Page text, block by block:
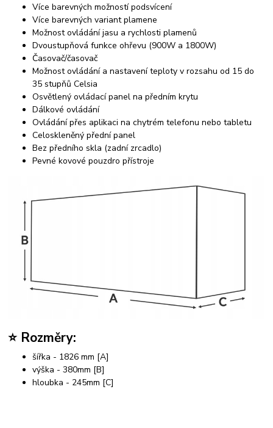
Více barevných možností podsvícení
Více barevných variant plamene
Možnost ovládání jasu a rychlosti plamenů
Dvoustupňová funkce ohřevu (900W a 1800W)
Časovač/časovač
Možnost ovládání a nastavení teploty v rozsahu od 15 do
35 stupňů Celsia
Osvětlený ovládací panel na předním krytu
Dálkové ovládání
Ovládání přes aplikaci na chytrém telefonu nebo tabletu
Celoskleněný přední panel
Bez předního skla (zadní zrcadlo)
Pevné kovové pouzdro přístroje
⭐ Rozměry:
šířka - 1826 mm [A]
výška - 380mm [B]
hloubka - 245mm [C]